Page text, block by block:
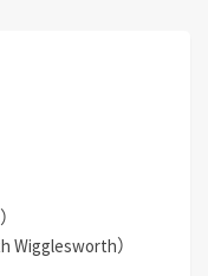
Wigglesworth）